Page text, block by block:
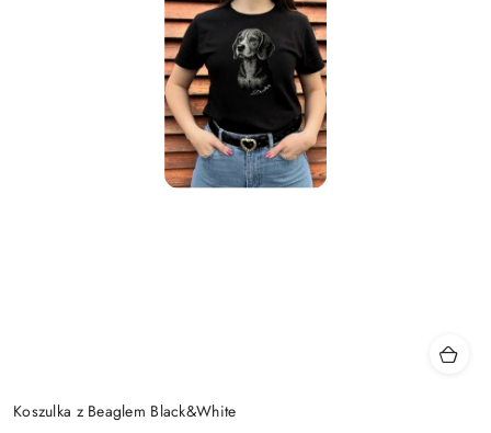
Koszulka z Beaglem Black&White